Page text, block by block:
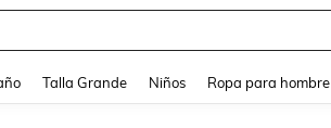
Talla Grande Niños Ropa para hombre